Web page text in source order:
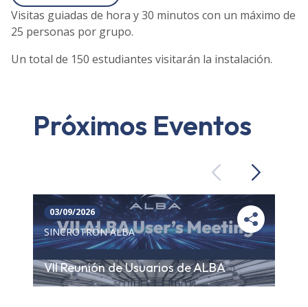
Visitas guiadas de hora y 30 minutos con un máximo de
25 personas por grupo.
Un total de 150 estudiantes visitarán la instalación.
Próximos Eventos
PreviousNext
03/09/2026
SINCROTRÓN ALBA
VII Reunión de Usuarios de ALBA